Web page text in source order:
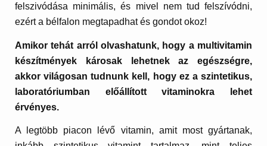
felszivódása minimális, és mivel nem tud felszívódni,
ezért a bélfalon megtapadhat és gondot okoz!
Amikor tehát arról olvashatunk, hogy a multivitamin
készítmények károsak lehetnek az egészségre,
akkor világosan tudnunk kell, hogy ez a szintetikus,
laboratóriumban előállított vitaminokra lehet
érvényes.
A legtöbb piacon lévő vitamin, amit most gyártanak,